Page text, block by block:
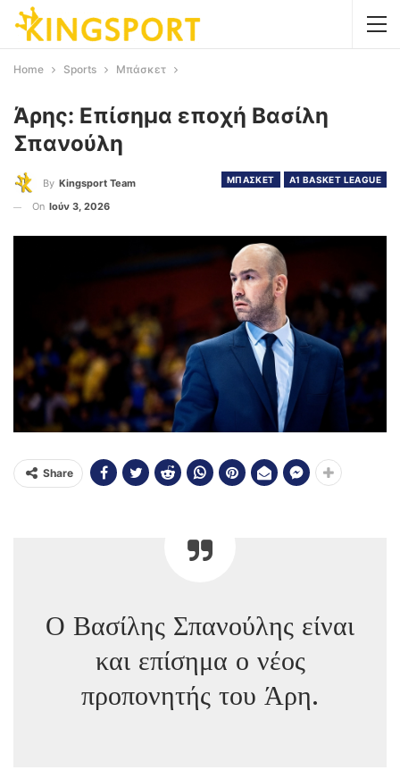
Home Sports Μπάσκετ
Άρης: Επίσημα εποχή Βασίλη
Σπανούλη
ΜΠΑΣΚΕΤ Α1 BASKET LEAGUE
By Kingsport Team
On Ιούν 3, 2026
Share
Ο Βασίλης Σπανούλης είναι
και επίσημα ο νέος
προπονητής του Άρη.